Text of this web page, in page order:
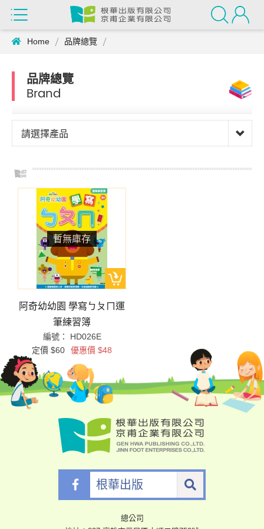
Home 品牌總覽
品牌總覽
Brand
請選擇產品
阿奇幼幼園 學寫ㄅㄆㄇ運
筆練習簿
編號： HD026E
定價 $60
優惠價 $48
根華出版
總公司